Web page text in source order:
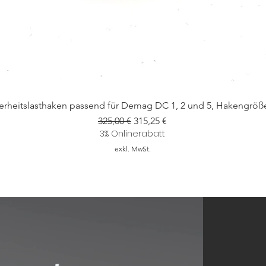
passend für Demag DC 1, 2 und 5,
Standardpreis
325,00 € Sale-Preis
315,25 €
3% Onlinerabatt
exkl. MwSt.